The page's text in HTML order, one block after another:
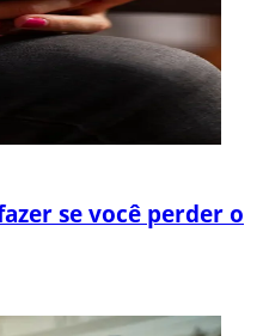
se você perder o